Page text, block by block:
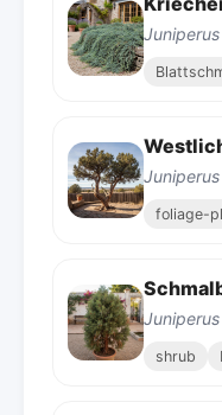
foliage-
shrub